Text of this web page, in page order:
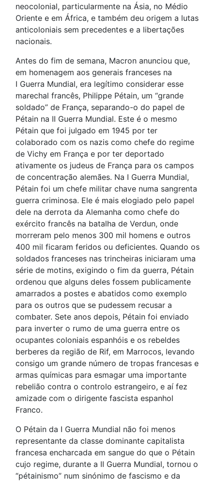
neocolonial, particularmente na Ásia, no Médio
Oriente e em África, e também deu origem a lutas
anticoloniais sem precedentes e a libertações
nacionais.
Antes do fim de semana, Macron anunciou que,
em homenagem aos generais franceses na
I Guerra Mundial, era legítimo considerar esse
marechal francês, Philippe Pétain, um “grande
soldado” de França, separando-o do papel de
Pétain na II Guerra Mundial. Este é o mesmo
Pétain que foi julgado em 1945 por ter
colaborado com os nazis como chefe do regime
de Vichy em França e por ter deportado
ativamente os judeus de França para os campos
de concentração alemães. Na I Guerra Mundial,
Pétain foi um chefe militar chave numa sangrenta
guerra criminosa. Ele é mais elogiado pelo papel
dele na derrota da Alemanha como chefe do
exército francês na batalha de Verdun, onde
morreram pelo menos 300 mil homens e outros
400 mil ficaram feridos ou deficientes. Quando os
soldados franceses nas trincheiras iniciaram uma
série de motins, exigindo o fim da guerra, Pétain
ordenou que alguns deles fossem publicamente
amarrados a postes e abatidos como exemplo
para os outros que se pudessem recusar a
combater. Sete anos depois, Pétain foi enviado
para inverter o rumo de uma guerra entre os
ocupantes coloniais espanhóis e os rebeldes
berberes da região de Rif, em Marrocos, levando
consigo um grande número de tropas francesas e
armas químicas para esmagar uma importante
rebelião contra o controlo estrangeiro, e aí fez
amizade com o dirigente fascista espanhol
Franco.
O Pétain da I Guerra Mundial não foi menos
representante da classe dominante capitalista
francesa encharcada em sangue do que o Pétain
cujo regime, durante a II Guerra Mundial, tornou o
“pétainismo” num sinónimo de fascismo e da